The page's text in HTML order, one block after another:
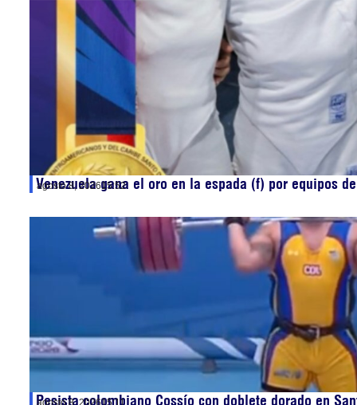
Venezuela gana el oro en la espada (f) por equipos
agosto 8, 202615:52
Pesista colombiano Cossío con doblete dorado en